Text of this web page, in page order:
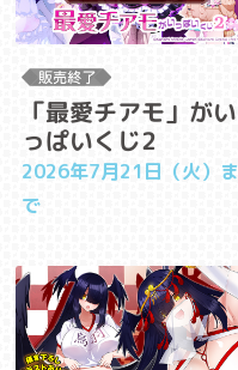
「最愛チアモ」がい
っぱいくじ2
2026年7月21日（火）ま
で